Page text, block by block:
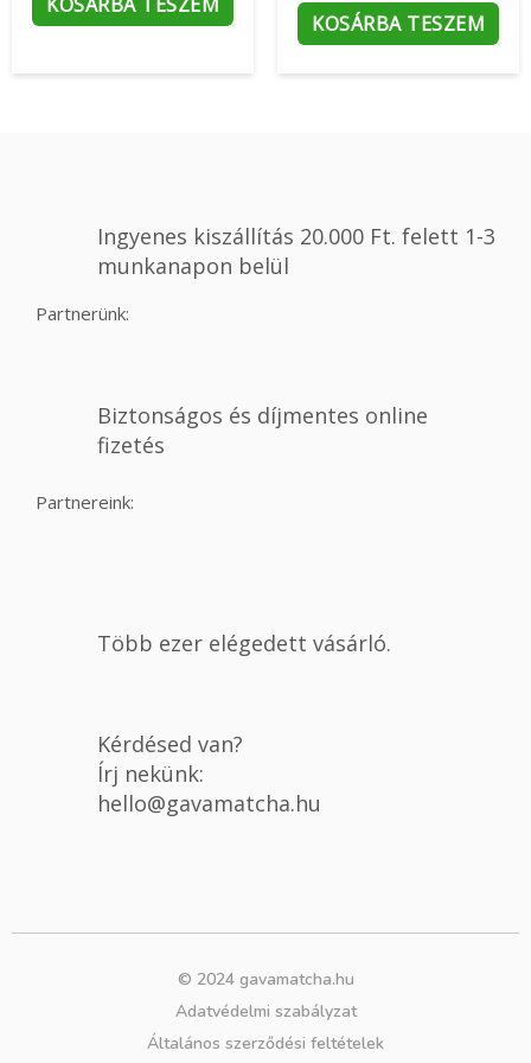
KOSÁRBA TESZEM
Ingyenes kiszállítás 20.000 Ft. felett 1-3
munkanapon belül
Partnerünk:
Biztonságos és díjmentes online
fizetés
Partnereink:
Több ezer elégedett vásárló.
Kérdésed van?
Írj nekünk:
hello@gavamatcha.hu
© 2024 gavamatcha.hu
Adatvédelmi szabályzat
Általános szerződési feltételek